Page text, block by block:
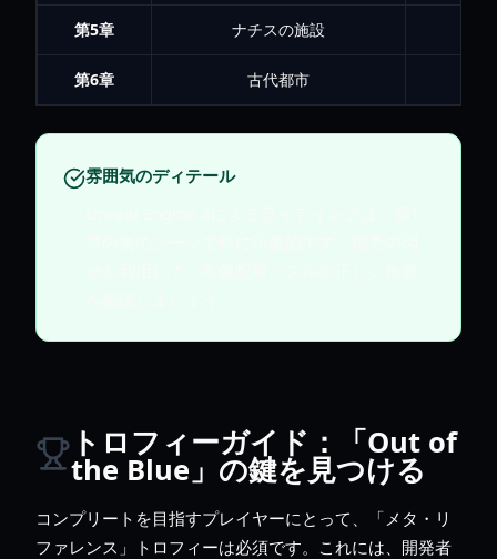
第5章 ナチスの施設
第6章 古代都市
雰囲気のディテール
トロフィーガイド：「Out of
the Blue」の鍵を見つける
コンプリートを目指すプレイヤーにとって、「メタ・リ
ファレンス」トロフィーは必須です。これには、開発者